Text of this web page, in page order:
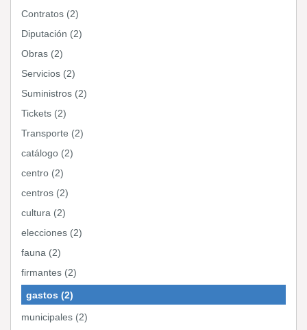
Contratos (2)
Diputación (2)
Obras (2)
Servicios (2)
Suministros (2)
Tickets (2)
Transporte (2)
catálogo (2)
centro (2)
centros (2)
cultura (2)
elecciones (2)
fauna (2)
firmantes (2)
gastos (2)
municipales (2)